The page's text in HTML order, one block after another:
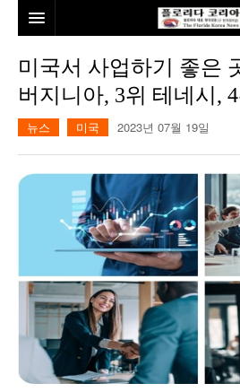
본사소개
뉴스
미국
발행인칼럼
김명열칼럼
이명덕칼럼
김선옥칼럼
김원동칼럼
본보특집
100인선/독자광장
100인선
독자광장
여행
인근여행지
놀이공원
인터뷰/탐방
미국서 사업하기 좋은
버지니아, 3위 테네시,
뉴스 미국 2023년 07월 19일